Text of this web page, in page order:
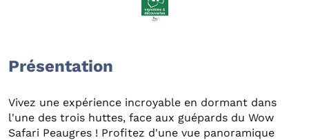
Présentation
Vivez une expérience incroyable en dormant dans
l'une des trois huttes, face aux guépards du Wow
Safari Peaugres ! Profitez d'une vue panoramique